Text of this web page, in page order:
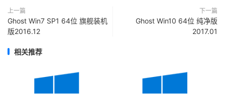
上一篇
Ghost Win7 SP1 64位 旗舰装机
版2016.12
下一篇
Ghost Win10 64位 纯净版
2017.01
相关推荐